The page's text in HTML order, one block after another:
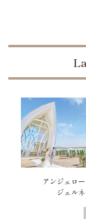
アンジェロー
ジェルネ